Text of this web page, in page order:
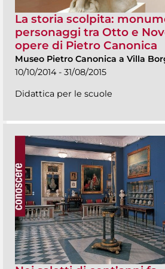
La storia scolpita:
personaggi tra Otto e
opere di Pietro Canonica
Museo Pietro Canonica a Villa
10/10/2014 - 31/08/2015
Didattica per le scuole